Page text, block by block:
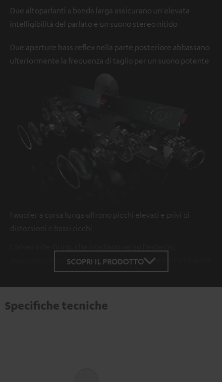
Due altoparlanti a banda larga assicurano un'elevata
intelligibilità del parlato e un suono stereo nitido
Due aperture bass reflex nella parte posteriore abbassano
ulteriormente la frequenza di taglio per un suono potente
I woofer a corsa lunga offrono picchi elevati e privi di
assicurano un suono pieno in ogni posizione nell'ambiente
SCOPRI IL PRODOTTO
Specifiche tecniche